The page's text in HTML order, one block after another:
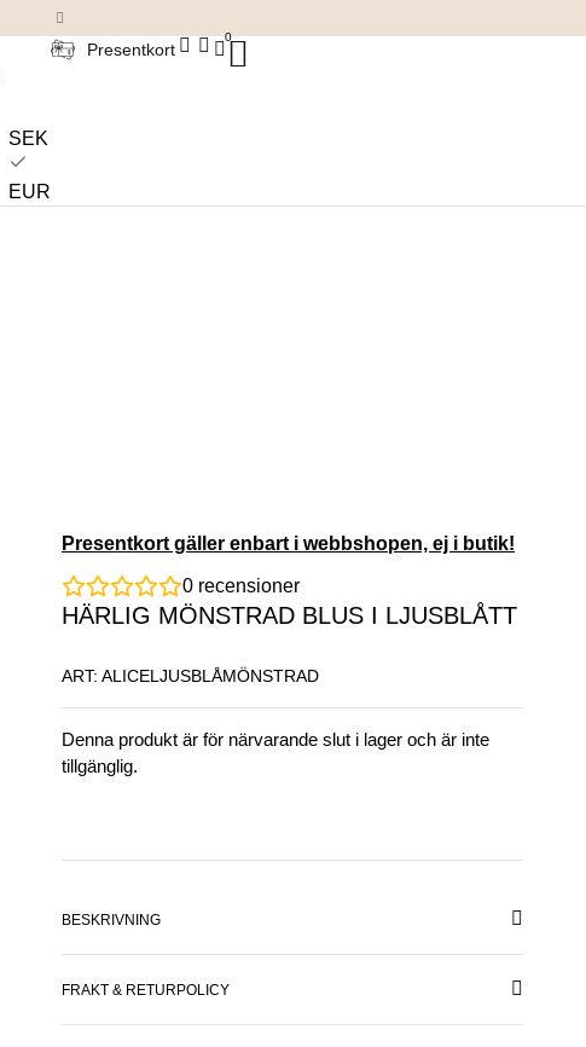
SEK
EUR
Presentkort
0
Presentkort gäller enbart i webbshopen, ej i butik!
0 recensioner
HÄRLIG MÖNSTRAD BLUS I LJUSBLÅTT
ART: ALICELJUSBLÅMÖNSTRAD
Denna produkt är för närvarande slut i lager och är inte
tillgänglig.
BESKRIVNING
FRAKT & RETURPOLICY